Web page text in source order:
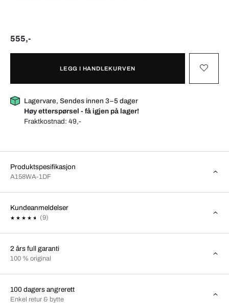
555,-
LEGG I HANDLEKURVEN
Lagervare, Sendes innen 3–5 dager
Høy etterspørsel - få igjen på lager!
Fraktkostnad:49,-
Produktspesifikasjon
A158WA-1DF
Kundeanmeldelser
(9)
2 års full garanti
100 % original
100 dagers angrerett
Enkel retur & bytte